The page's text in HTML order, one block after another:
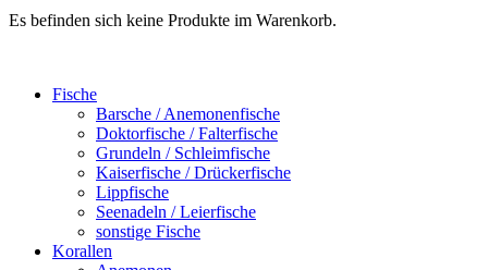
Es befinden sich keine Produkte im Warenkorb.
Fische
Barsche / Anemonenfische
Doktorfische / Falterfische
Grundeln / Schleimfische
Kaiserfische / Drückerfische
Lippfische
Seenadeln / Leierfische
sonstige Fische
Korallen